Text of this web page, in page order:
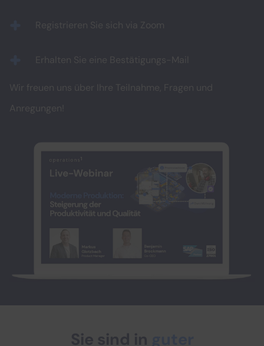
Registrieren Sie sich via Zoom
Erhalten Sie eine Bestätigungs-Mail
Wir freuen uns über Ihre Teilnahme, Fragen und
Anregungen!